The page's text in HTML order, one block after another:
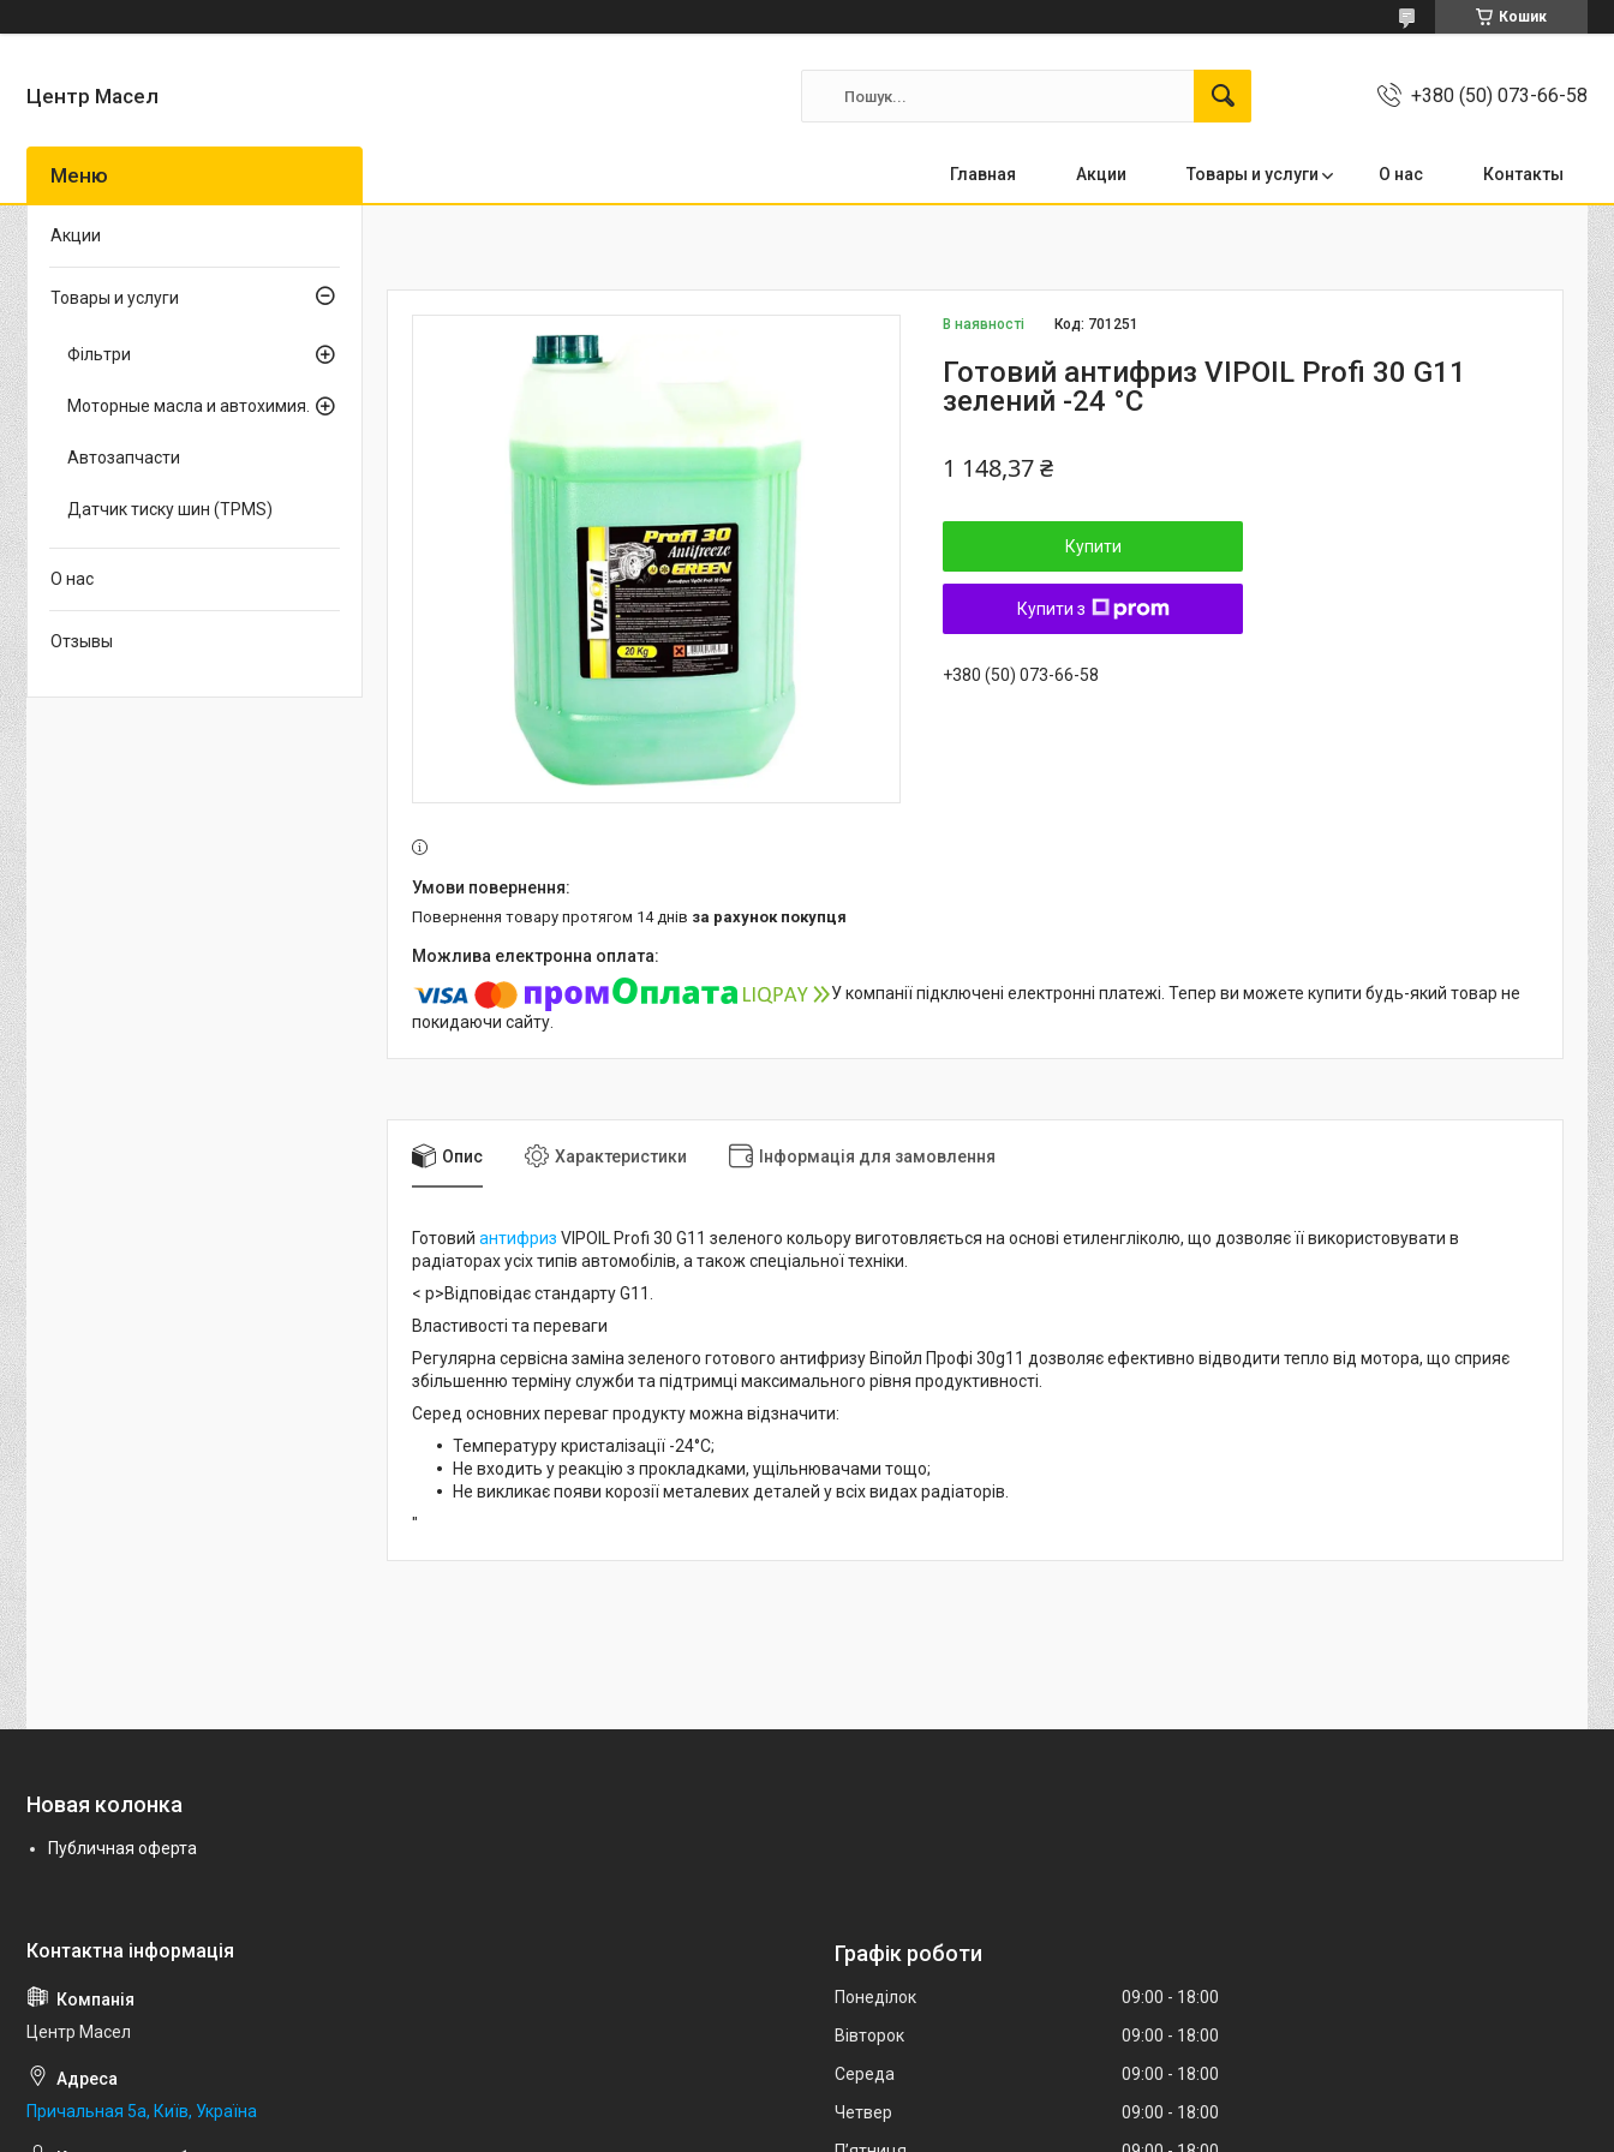
Кошик
Центр Масел +380 (50) 073-66-58
Главная Акции Товары и услуги О нас Контакты
В наявності Код: 701251
Готовий антифриз VIPOIL Profi 30 G11
зелений -24 °C
1 148,37 ₴
Купити
Купити з
+380 (50) 073-66-58
повернення товару протягом 14 днів за рахунок покупця
У компанії підключені електронні платежі. Тепер ви можете купити будь-який товар не
покидаючи сайту.
Опис Характеристики Інформація для замовлення
Готовий антифриз VIPOIL Profi 30 G11 зеленого кольору виготовляється на основі етиленгліколю, що дозволяє її використовувати в
радіаторах усіх типів автомобілів, а також спеціальної техніки.
< p>Відповідає стандарту G11.
Властивості та переваги
Регулярна сервісна заміна зеленого готового антифризу Віпойл Профі 30g11 дозволяє ефективно відводити тепло від мотора, що сприяє
збільшенню терміну служби та підтримці максимального рівня продуктивності.
Серед основних переваг продукту можна відзначити:
Температуру кристалізації -24°C;
Не входить у реакцію з прокладками, ущільнювачами тощо;
Не викликає появи корозії металевих деталей у всіх видах радіаторів.
"
Акции
Товары и услуги
Фільтри
Моторные масла и автохимия.
Автозапчасти
Датчик тиску шин (TPMS)
О нас
Отзывы
Новая колонка
Публичная оферта
Центр Масел
Причальная 5а, Київ, Україна
Графік роботи
Понеділок 09:00
18:00
Вівторок
09:00
18:00
Середа
09:00
18:00
Четвер
09:00
18:00